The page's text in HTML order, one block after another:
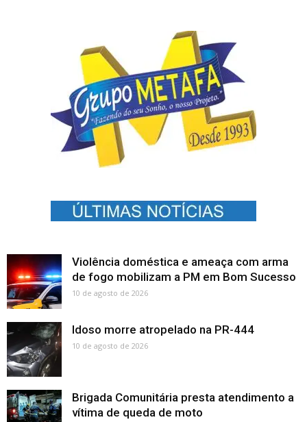
Violência doméstica e ameaça com arma
de fogo mobilizam a PM em Bom Sucesso
10 de agosto de 2026
Idoso morre atropelado na PR-444
10 de agosto de 2026
Brigada Comunitária presta atendimento a
vítima de queda de moto